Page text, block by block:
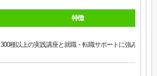
特徴
300種以上の実践講座と就職・転職サポートに強みを発揮